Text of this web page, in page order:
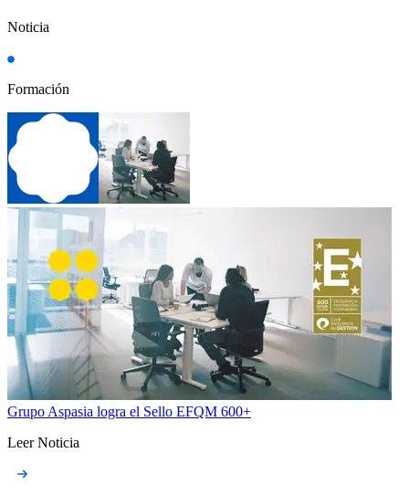
Noticia
Formación
Grupo Aspasia logra el Sello EFQM 600+
Leer Noticia